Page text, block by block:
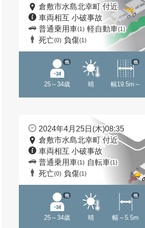
倉敷市水島北幸町 付近
車両相互 小破事故
普通乗用車(1) 軽自動車(1)
死亡(0) 負傷(1)
25～34歳
他
晴 幅19.5m～
他
2024年4月25日(木)08:35
倉敷市水島北幸町 付近
車両相互 小破事故
普通乗用車(1) 自転車(1)
死亡(0) 負傷(1)
25～34歳
他
晴 幅～5.5m
他